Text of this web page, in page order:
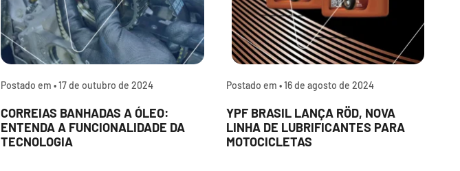
Postado em •17 de outubro de 2024
CORREIAS BANHADAS A ÓLEO:
ENTENDA A FUNCIONALIDADE DA
TECNOLOGIA
Postado em •16 de agosto de 2024
YPF BRASIL LANÇA RÖD, NOVA
LINHA DE LUBRIFICANTES PARA
MOTOCICLETAS